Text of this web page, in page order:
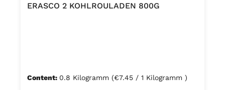
ERASCO 2 KOHLROULADEN 800G
Content: 0.8 Kilogramm (€7.45 / 1 Kilogramm )